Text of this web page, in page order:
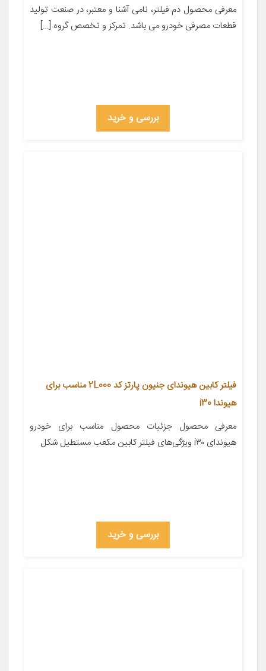
معرفی محصول دم فیلتر، نامی آشنا و معتبر، در صنعت تولید
قطعات مصرفی خودرو می باشد. تمرکز و تخصص گروه […]
بررسی و خرید
فیلتر کابین هیوندای جنیون پارتز کد 2L000 مناسب برای
هیوندا i30
معرفی محصول جزئیات محصول مناسب برای خودرو
هیوندای i۳۰ ویژگی‌های فیلتر کابین مکعب مستطیل شکل
بررسی و خرید